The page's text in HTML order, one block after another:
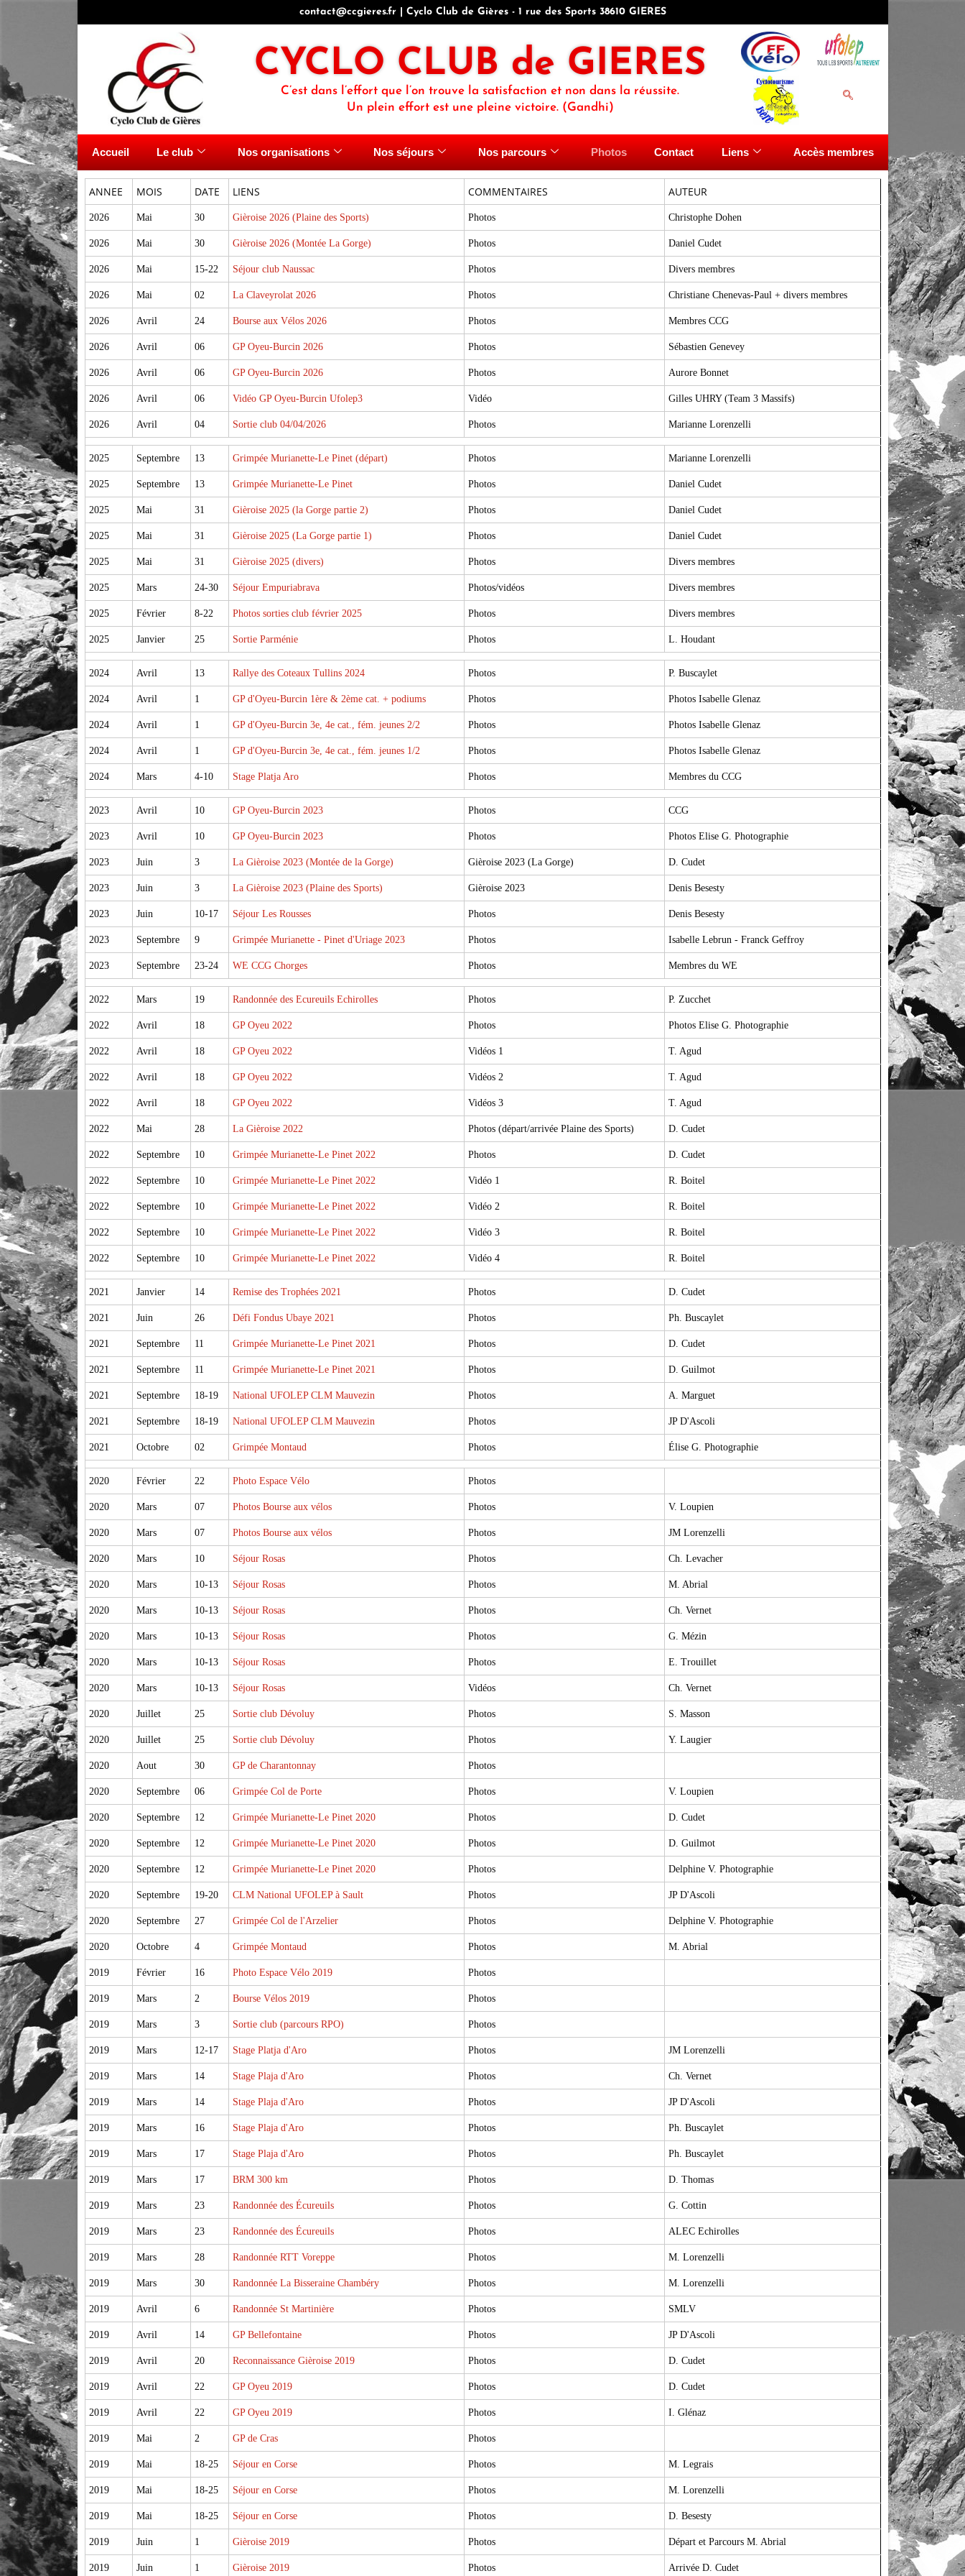
contact@ccgieres.fr | Cyclo Club de Gières - 1 rue des Sports 38610 GIERES
CYCLO CLUB de GIERES
C’est dans l’effort que l’on trouve la satisfaction et non dans la réussite.
Un plein effort est une pleine victoire. (Gandhi)
Accueil Le club Nos organisations Nos séjours Nos parcours Photos Contact Liens Accès membres
ANNEE MOIS DATE LIENS COMMENTAIRES AUTEUR
2026 Mai 30 Gièroise 2026 (Plaine des Sports) Photos Christophe Dohen
2026 Mai 30 Gièroise 2026 (Montée La Gorge) Photos Daniel Cudet
2026 Mai 15-22 Séjour club Naussac Photos Divers membres
2026 Mai 02 La Claveyrolat 2026 Photos Christiane Chenevas-Paul + divers membres
2026 Avril 24 Bourse aux Vélos 2026 Photos Membres CCG
2026 Avril 06 GP Oyeu-Burcin 2026 Photos Sébastien Genevey
2026 Avril 06 GP Oyeu-Burcin 2026 Photos Aurore Bonnet
2026 Avril 06 Vidéo GP Oyeu-Burcin Ufolep3 Vidéo Gilles UHRY (Team 3 Massifs)
2026 Avril 04 Sortie club 04/04/2026 Photos Marianne Lorenzelli
2025 Septembre 13 Grimpée Murianette-Le Pinet (départ) Photos Marianne Lorenzelli
2025 Septembre 13 Grimpée Murianette-Le Pinet Photos Daniel Cudet
2025 Mai 31 Gièroise 2025 (la Gorge partie 2) Photos Daniel Cudet
2025 Mai 31 Gièroise 2025 (La Gorge partie 1) Photos Daniel Cudet
2025 Mai 31 Gièroise 2025 (divers) Photos Divers membres
2025 Mars 24-30 Séjour Empuriabrava Photos/vidéos Divers membres
2025 Février 8-22 Photos sorties club février 2025 Photos Divers membres
2025 Janvier 25 Sortie Parménie Photos L. Houdant
2024 Avril 13 Rallye des Coteaux Tullins 2024 Photos P. Buscaylet
2024 Avril 1 GP d'Oyeu-Burcin 1ère & 2ème cat. + podiums Photos Photos Isabelle Glenaz
2024 Avril 1 GP d'Oyeu-Burcin 3e, 4e cat., fém. jeunes 2/2 Photos Photos Isabelle Glenaz
2024 Avril 1 GP d'Oyeu-Burcin 3e, 4e cat., fém. jeunes 1/2 Photos Photos Isabelle Glenaz
2024 Mars 4-10 Stage Platja Aro Photos Membres du CCG
2023 Avril 10 GP Oyeu-Burcin 2023 Photos CCG
2023 Avril 10 GP Oyeu-Burcin 2023 Photos Photos Elise G. Photographie
2023 Juin 3 La Gièroise 2023 (Montée de la Gorge) Gièroise 2023 (La Gorge) D. Cudet
2023 Juin 3 La Gièroise 2023 (Plaine des Sports) Gièroise 2023 Denis Besesty
2023 Juin 10-17 Séjour Les Rousses Photos Denis Besesty
2023 Septembre 9 Grimpée Murianette - Pinet d'Uriage 2023 Photos Isabelle Lebrun - Franck Geffroy
2023 Septembre 23-24 WE CCG Chorges Photos Membres du WE
2022 Mars 19 Randonnée des Ecureuils Echirolles Photos P. Zucchet
2022 Avril 18 GP Oyeu 2022 Photos Photos Elise G. Photographie
2022 Avril 18 GP Oyeu 2022 Vidéos 1 T. Agud
2022 Avril 18 GP Oyeu 2022 Vidéos 2 T. Agud
2022 Avril 18 GP Oyeu 2022 Vidéos 3 T. Agud
2022 Mai 28 La Gièroise 2022 Photos (départ/arrivée Plaine des Sports) D. Cudet
2022 Septembre 10 Grimpée Murianette-Le Pinet 2022 Photos D. Cudet
2022 Septembre 10 Grimpée Murianette-Le Pinet 2022 Vidéo 1 R. Boitel
2022 Septembre 10 Grimpée Murianette-Le Pinet 2022 Vidéo 2 R. Boitel
2022 Septembre 10 Grimpée Murianette-Le Pinet 2022 Vidéo 3 R. Boitel
2022 Septembre 10 Grimpée Murianette-Le Pinet 2022 Vidéo 4 R. Boitel
2021 Janvier 14 Remise des Trophées 2021 Photos D. Cudet
2021 Juin 26 Défi Fondus Ubaye 2021 Photos Ph. Buscaylet
2021 Septembre 11 Grimpée Murianette-Le Pinet 2021 Photos D. Cudet
2021 Septembre 11 Grimpée Murianette-Le Pinet 2021 Photos D. Guilmot
2021 Septembre 18-19 National UFOLEP CLM Mauvezin Photos A. Marguet
2021 Septembre 18-19 National UFOLEP CLM Mauvezin Photos JP D'Ascoli
2021 Octobre 02 Grimpée Montaud Photos Élise G. Photographie
2020 Février 22 Photo Espace Vélo Photos
2020 Mars 07 Photos Bourse aux vélos Photos V. Loupien
2020 Mars 07 Photos Bourse aux vélos Photos JM Lorenzelli
2020 Mars 10 Séjour Rosas Photos Ch. Levacher
2020 Mars 10-13 Séjour Rosas Photos M. Abrial
2020 Mars 10-13 Séjour Rosas Photos Ch. Vernet
2020 Mars 10-13 Séjour Rosas Photos G. Mézin
2020 Mars 10-13 Séjour Rosas Photos E. Trouillet
2020 Mars 10-13 Séjour Rosas Vidéos Ch. Vernet
2020 Juillet 25 Sortie club Dévoluy Photos S. Masson
2020 Juillet 25 Sortie club Dévoluy Photos Y. Laugier
2020 Aout 30 GP de Charantonnay Photos
2020 Septembre 06 Grimpée Col de Porte Photos V. Loupien
2020 Septembre 12 Grimpée Murianette-Le Pinet 2020 Photos D. Cudet
2020 Septembre 12 Grimpée Murianette-Le Pinet 2020 Photos D. Guilmot
2020 Septembre 12 Grimpée Murianette-Le Pinet 2020 Photos Delphine V. Photographie
2020 Septembre 19-20 CLM National UFOLEP à Sault Photos JP D'Ascoli
2020 Septembre 27 Grimpée Col de l'Arzelier Photos Delphine V. Photographie
2020 Octobre 4 Grimpée Montaud Photos M. Abrial
2019 Février 16 Photo Espace Vélo 2019 Photos
2019 Mars 2 Bourse Vélos 2019 Photos
2019 Mars 3 Sortie club (parcours RPO) Photos
2019 Mars 12-17 Stage Platja d'Aro Photos JM Lorenzelli
2019 Mars 14 Stage Plaja d'Aro Photos Ch. Vernet
2019 Mars 14 Stage Plaja d'Aro Photos JP D'Ascoli
2019 Mars 16 Stage Plaja d'Aro Photos Ph. Buscaylet
2019 Mars 17 Stage Plaja d'Aro Photos Ph. Buscaylet
2019 Mars 17 BRM 300 km Photos D. Thomas
2019 Mars 23 Randonnée des Écureuils Photos G. Cottin
2019 Mars 23 Randonnée des Écureuils Photos ALEC Echirolles
2019 Mars 28 Randonnée RTT Voreppe Photos M. Lorenzelli
2019 Mars 30 Randonnée La Bisseraine Chambéry Photos M. Lorenzelli
2019 Avril 6 Randonnée St Martinière Photos SMLV
2019 Avril 14 GP Bellefontaine Photos JP D'Ascoli
2019 Avril 20 Reconnaissance Gièroise 2019 Photos D. Cudet
2019 Avril 22 GP Oyeu 2019 Photos D. Cudet
2019 Avril 22 GP Oyeu 2019 Photos I. Glénaz
2019 Mai 2 GP de Cras Photos
2019 Mai 18-25 Séjour en Corse Photos M. Legrais
2019 Mai 18-25 Séjour en Corse Photos M. Lorenzelli
2019 Mai 18-25 Séjour en Corse Photos D. Besesty
2019 Juin 1 Gièroise 2019 Photos Départ et Parcours M. Abrial
2019 Juin 1 Gièroise 2019 Photos Arrivée D. Cudet